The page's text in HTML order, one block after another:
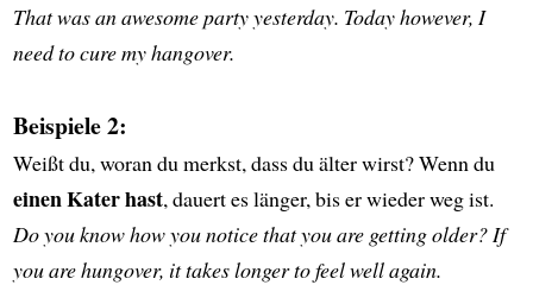
That was an awesome party yesterday. Today however, I
need to cure my hangover.
Beispiele 2:
Weißt du, woran du merkst, dass du älter wirst? Wenn du
einen Kater hast, dauert es länger, bis er wieder weg ist.
Do you know how you notice that you are getting older? If
you are hungover, it takes longer to feel well again.